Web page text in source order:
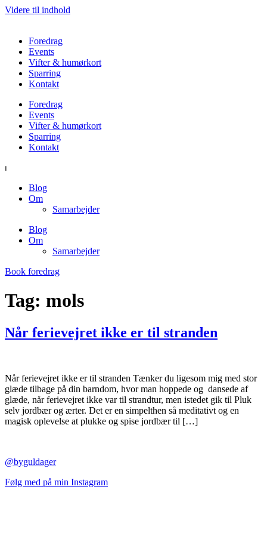
Videre til indhold
Foredrag
Events
Vifter & humørkort
Sparring
Kontakt
Foredrag
Events
Vifter & humørkort
Sparring
Kontakt
⏐
Blog
Om
Samarbejder
Blog
Om
Samarbejder
Book foredrag
Tag: mols
Når ferievejret ikke er til stranden
Når ferievejret ikke er til stranden Tænker du ligesom mig med stor
glæde tilbage på din barndom, hvor man hoppede og dansede af
glæde, når ferievejret ikke var til strandtur, men istedet gik til Pluk
selv jordbær og ærter. Det er en simpelthen så meditativt og en
magisk oplevelse at plukke og spise jordbær til […]
@byguldager
Følg med på min Instagram